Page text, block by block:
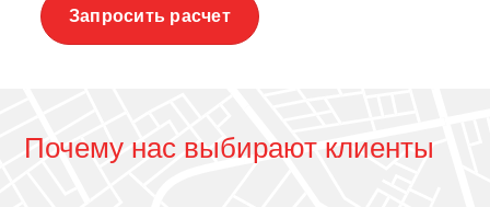
Запросить расчет
Почему нас выбирают клиенты